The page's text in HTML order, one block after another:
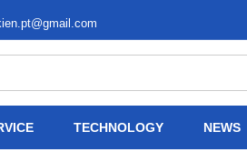
TECHNOLOGY NEWS